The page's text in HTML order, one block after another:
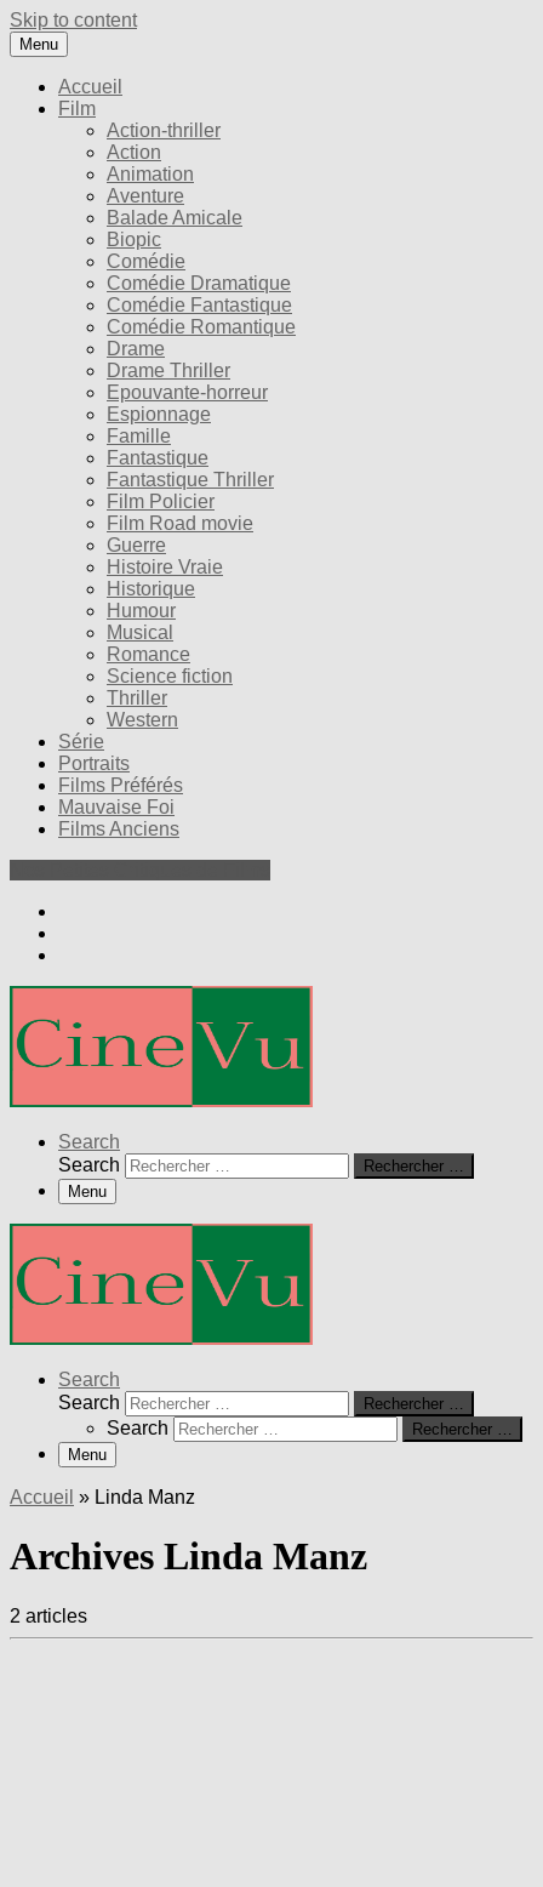
Skip to content
Menu
Accueil
Film
Action-thriller
Action
Animation
Aventure
Balade Amicale
Biopic
Comédie
Comédie Dramatique
Comédie Fantastique
Comédie Romantique
Drame
Drame Thriller
Epouvante-horreur
Espionnage
Famille
Fantastique
Fantastique Thriller
Film Policier
Film Road movie
Guerre
Histoire Vraie
Historique
Humour
Musical
Romance
Science fiction
Thriller
Western
Série
Portraits
Films Préférés
Mauvaise Foi
Films Anciens
Search
Search
Rechercher …
Menu
Search
Search
Rechercher …
Search
Rechercher …
Menu
Accueil » Linda Manz
Archives Linda Manz
2 articles